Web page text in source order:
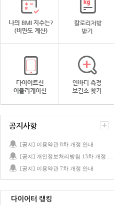
공지사항
[공지] 이용약관 8차 개정 안내
[공지] 이용약관 7차 개정 안내
다이어터 랭킹